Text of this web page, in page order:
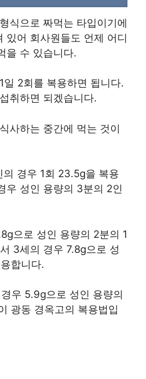
식으로 짜먹는 타입이기에
있어 회사원들도 언제 어디
을 수 있습니다.
일 2회를 복용하면 됩니다.
취하면 되겠습니다.
사하는 중간에 먹는 것이
경우 1회 23.5g을 복용
우 성인 용량의 3분의 2인
으로 성인 용량의 2분의 1
3세의 경우 7.8g으로 성
합니다.
우 5.9g으로 성인 용량의
광동 경옥고의 복용법입